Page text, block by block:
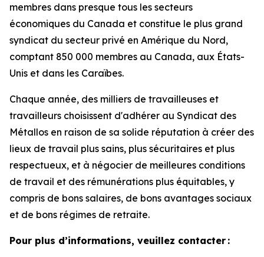
membres dans presque tous les secteurs
économiques du Canada et constitue le plus grand
syndicat du secteur privé en Amérique du Nord,
comptant 850 000 membres au Canada, aux États-
Unis et dans les Caraïbes.
Chaque année, des milliers de travailleuses et
travailleurs choisissent d'adhérer au Syndicat des
Métallos en raison de sa solide réputation à créer des
lieux de travail plus sains, plus sécuritaires et plus
respectueux, et à négocier de meilleures conditions
de travail et des rémunérations plus équitables, y
compris de bons salaires, de bons avantages sociaux
et de bons régimes de retraite.
Pour plus d’informations, veuillez contacter :